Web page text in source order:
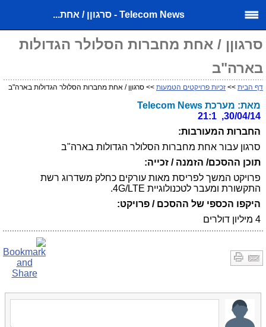
Telecom News - סרגוןן / אחת...
סרגוןן / אחת מחברות הסלולר הגדולות
בארה"ב
דף הבית >> זכיות פרויקטים הטמעות >> סרגוןן / אחת מחברות הסלולר הגדולות בארה"ב
מאת: מערכת Telecom News
30/04/14, 21:1
החברות המעורבות:
סרגון עבור אחת מחברות הסלולר הגדולות בארה"ב
תוכן ההסכם/ הזמנה / זכייה:
פרויקט המשך לפריסת מאות עורקים כחלק משדרוג רשת
התקשורת ומעבר לטכנולוגיית 4G/LTE.
היקפו הכספי של ההסכם / פרויקט:
4 מיליון דולרים